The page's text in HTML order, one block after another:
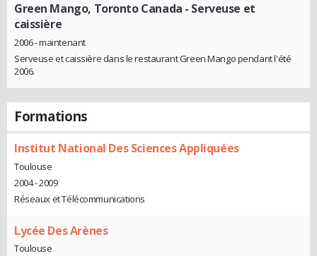
Green Mango, Toronto Canada - Serveuse et
caissière
2006 - maintenant
Serveuse et caissière dans le restaurant Green Mango pendant l'été
2006.
Formations
Institut National Des Sciences Appliquées
Toulouse
2004 - 2009
Réseaux et Télécommunications
Lycée Des Arènes
Toulouse